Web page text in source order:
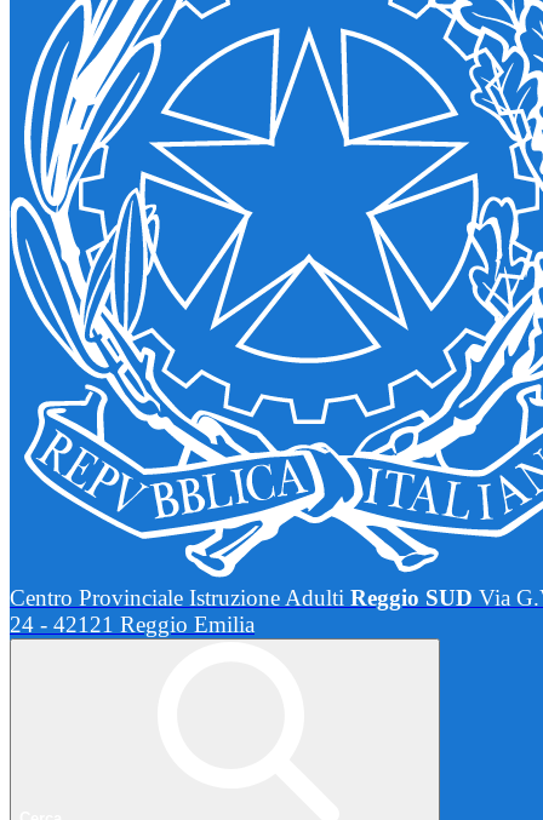
Centro Provinciale Istruzione Adulti Reggio SUD Via
24 - 42121 Reggio Emilia